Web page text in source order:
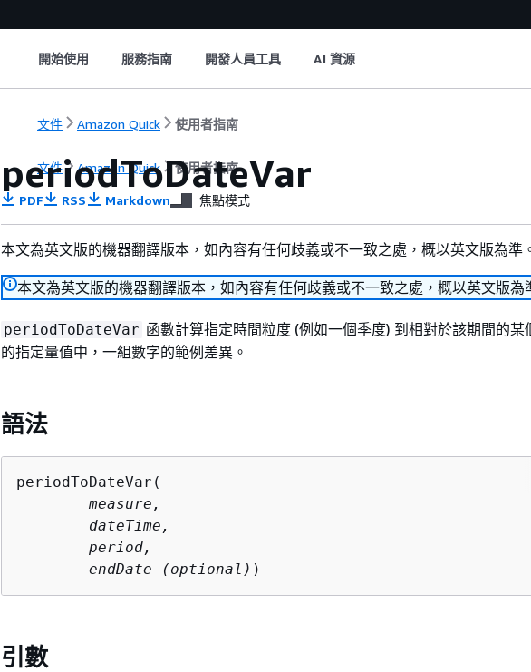
開始使用 服務指南 開發人員工具 AI 資源
文件 Amazon Quick 使用者指南
文件 Amazon Quick 使用者指南
periodToDateVar
PDF RSS Markdown 焦點模式
本文為英文版的機器翻譯版本，如內容有任何歧義或不一致之處，概以英文版為準
本文為英文版的機器翻譯版本，如內容有任何歧義或不一致之處，概以英文版為
periodToDateVar 函數計算指定時間粒度 (例如一個季度) 到相對於該期間的某
的指定量值中，一組數字的範例差異。
語法
periodToDateVar(
	endDate (optional)
)
引數